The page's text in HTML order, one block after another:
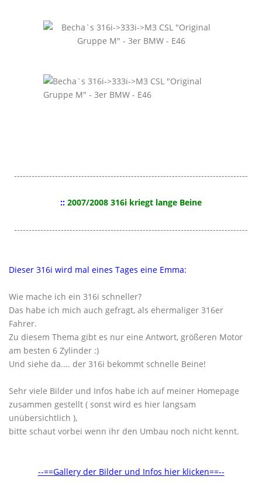
--------------------------------------------------------------------------------
:: 2007/2008 316i kriegt lange Beine
--------------------------------------------------------------------------------
Dieser 316i wird mal eines Tages eine Emma:
Wie mache ich ein 316i schneller?
Das habe ich mich auch gefragt, als ehermaliger 316er
Fahrer.
Zu diesem Thema gibt es nur eine Antwort, größeren Motor
am besten 6 Zylinder :)
Und siehe da.... der 316i bekommt schnelle Beine!
Sehr viele Bilder und Infos habe ich auf meiner Homepage
zusammen gestellt ( sonst wird es hier langsam
unübersichtlich ),
bitte schaut vorbei wenn ihr den Umbau noch nicht kennt.
--==Gallery der Bilder und Infos hier klicken==--